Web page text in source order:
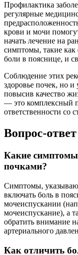
Профилактика
регулярные
крови и мочи
начать лечение на
симптомы, такие как
боли в пояснице, и
Соблюдение этих
здоровье почек, но и
повысив качество
— это комплексный
ответственности со
Вопрос-ответ
Какие
почками?
Симптомы,
включать боль в
мочеиспускании
мочеиспускание), а
обратить внимание
артериального
Как отличить